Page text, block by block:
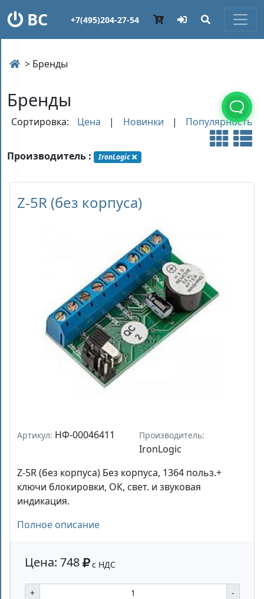
ВС +7(495)204-27-54
> Бренды
Бренды
Сортировка: Цена | Новинки | Популярность
Производитель : IronLogic
Z-5R (без корпуса)
Артикул: НФ-00046411 Производитель:
IronLogic
Z-5R (без корпуса) Без корпуса, 1364 польз.+
ключи блокировки, ОК, свет. и звуковая
индикация.
Полное описание
Цена: 748 с НДС
+ -